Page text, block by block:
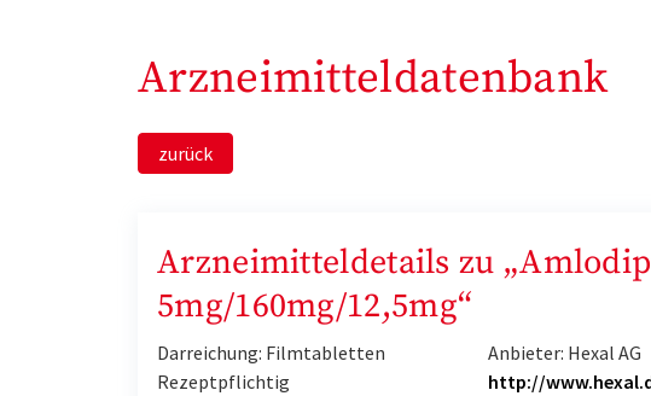
Arzneimitteldatenbank
zurück
Arzneimitteldetails zu
5mg/160mg/12,5mg“
Darreichung: Filmtabletten
Rezeptpflichtig
Anbieter: Hexal AG
http://